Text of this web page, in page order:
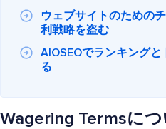
ウェブサイトのための
利戦略を盗む
AIOSEOでランキング
る
Wagering Termsにつ